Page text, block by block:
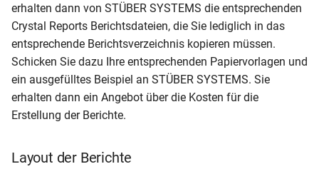
Unfallanzeige
erhalten dann von STÜBER SYSTEMS die entsprechenden
Crystal Reports Berichtsdateien, die Sie lediglich in das
entsprechende Berichtsverzeichnis kopieren müssen.
Schicken Sie dazu Ihre entsprechenden Papiervorlagen und
ein ausgefülltes Beispiel an STÜBER SYSTEMS. Sie
erhalten dann ein Angebot über die Kosten für die
Erstellung der Berichte.
Layout der Berichte